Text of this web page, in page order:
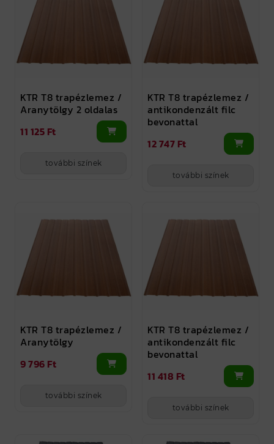
KTR T8 trapézlemez /
Aranytölgy 2 oldalas
11 125 Ft
további színek
KTR T8 trapézlemez /
antikondenzált filc
bevonattal
12 747 Ft
további színek
KTR T8 trapézlemez /
Aranytölgy
9 796 Ft
további színek
KTR T8 trapézlemez /
antikondenzált filc
bevonattal
11 418 Ft
további színek